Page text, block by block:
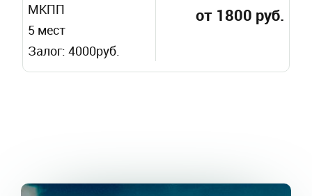
МКПП
5 мест
Залог: 4000руб.
от 1800 руб.